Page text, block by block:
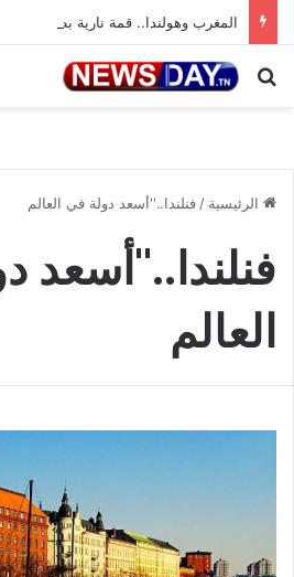
المغرب وهولندا.. قمة نارية بطموح
بحث عن
الرئيسية / فنلندا..''أسعد دولة في العالم
فنلندا..''أسعد
العالم